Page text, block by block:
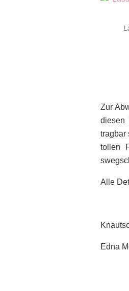
Zur
diesen
tragbar
tollen
Alle
Edna